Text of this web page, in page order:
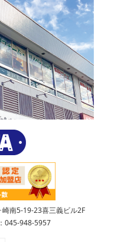
南5-19-23喜三義ビル2F
045-948-5957